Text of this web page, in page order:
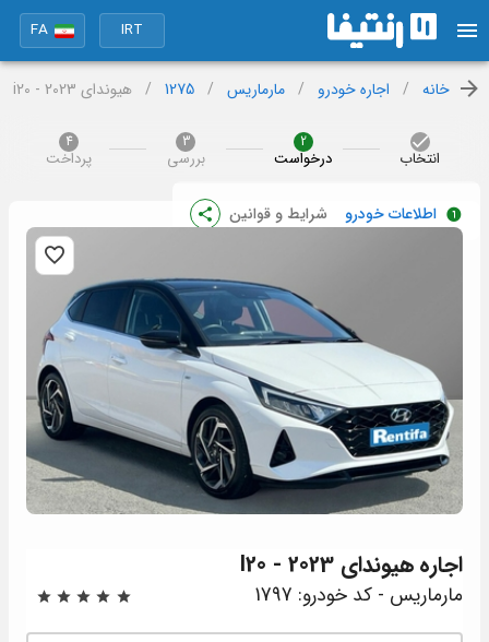
IRT
FA
خانه / اجاره خودرو / مارماریس /
1275
/ هیوندای i20 - 2023
انتخاب
2
درخواست
3
بررسی
4
پرداخت
اطلاعات خودرو شرایط و قوانین
اجارههیوندای I20 - 2023
مارماریس - کد خودرو: 1797